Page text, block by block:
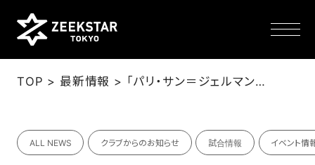
NEWS
TOP > 最新情報 > 「パリ・サン＝ジェルマン ハンドボール ジャパンツアー2025」試合開始時刻変更のお知らせ
ALL NEWS クラブからのお知らせ 試合情報 イベント情